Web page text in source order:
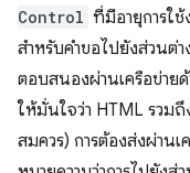
Control ที่มีอายุการใ
สําหรับคําขอไปยังส่วนต่
ตอบสนองผ่านเครือข่าย
ให้มั่นใจว่า HTML รวม
สมควร) การต้องส่งผ่าน